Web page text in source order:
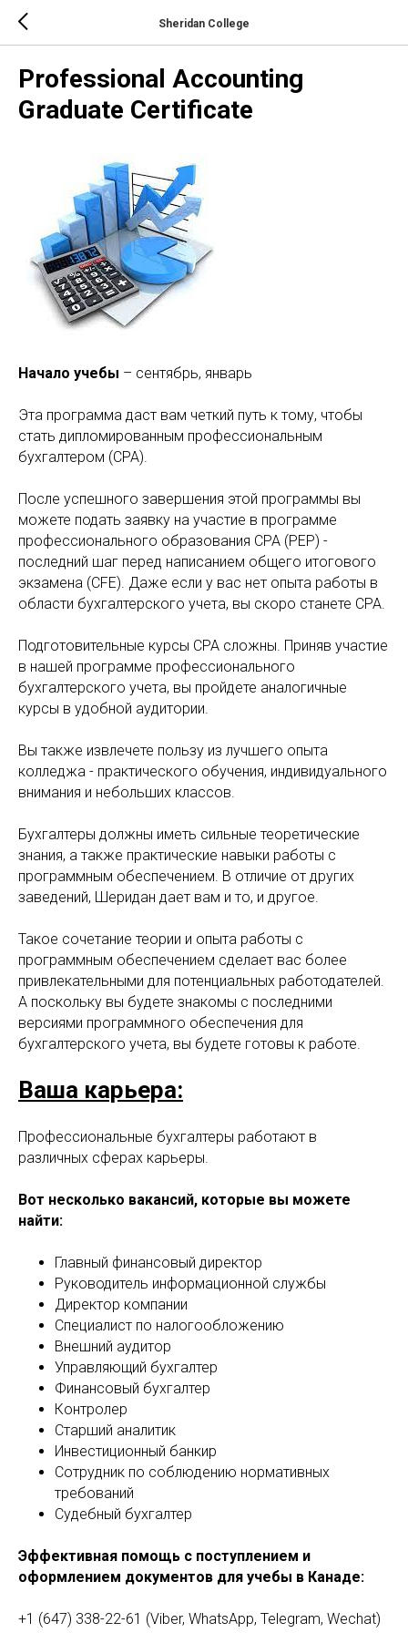
Sheridan College
Professional Accounting
Graduate Certificate
Начало учебы – сентябрь, январь
Эта программа даст вам четкий путь к тому, чтобы
стать дипломированным профессиональным
бухгалтером (CPA).
После успешного завершения этой программы вы
можете подать заявку на участие в программе
профессионального образования CPA (PEP) -
последний шаг перед написанием общего итогового
экзамена (CFE). Даже если у вас нет опыта работы в
области бухгалтерского учета, вы скоро станете CPA.
Подготовительные курсы CPA сложны. Приняв участие
в нашей программе профессионального
бухгалтерского учета, вы пройдете аналогичные
курсы в удобной аудитории.
Вы также извлечете пользу из лучшего опыта
колледжа - практического обучения, индивидуального
внимания и небольших классов.
Бухгалтеры должны иметь сильные теоретические
знания, а также практические навыки работы с
программным обеспечением. В отличие от других
заведений, Шеридан дает вам и то, и другое.
Такое сочетание теории и опыта работы с
программным обеспечением сделает вас более
привлекательными для потенциальных работодателей.
А поскольку вы будете знакомы с последними
версиями программного обеспечения для
бухгалтерского учета, вы будете готовы к работе.
Ваша карьера:
Профессиональные бухгалтеры работают в
различных сферах карьеры.
Вот несколько вакансий, которые вы можете
найти:
Главный финансовый директор
Руководитель информационной службы
Директор компании
Специалист по налогообложению
Внешний аудитор
Управляющий бухгалтер
Финансовый бухгалтер
Контролер
Старший аналитик
Инвестиционный банкир
Сотрудник по соблюдению нормативных
требований
Судебный бухгалтер
Эффективная помощь с поступлением и
оформлением документов для учебы в Канаде:
+1 (647) 338-22-61 (Viber, WhatsApp, Telegram, Wechat)